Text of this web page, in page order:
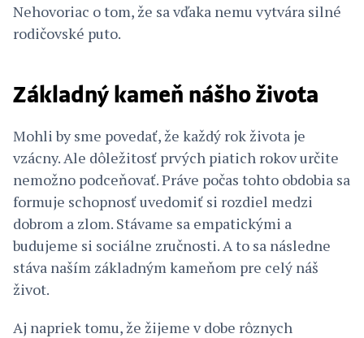
Nehovoriac o tom, že sa vďaka nemu vytvára silné
rodičovské puto.
Základný kameň nášho života
Mohli by sme povedať, že každý rok života je
vzácny. Ale dôležitosť prvých piatich rokov určite
nemožno podceňovať. Práve počas tohto obdobia sa
formuje schopnosť uvedomiť si rozdiel medzi
dobrom a zlom. Stávame sa empatickými a
budujeme si sociálne zručnosti. A to sa následne
stáva naším základným kameňom pre celý náš
život.
Aj napriek tomu, že žijeme v dobe rôznych